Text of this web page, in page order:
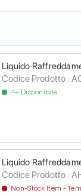
Liquido
Codice Prodotto :
4+ Disponibile
Liquido
Codice Prodotto :
Non-Stock Item -